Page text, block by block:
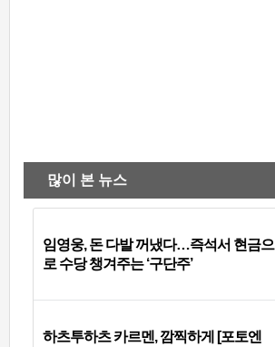
많이 본 뉴스
임영웅, 돈 다발 꺼냈다…즉석서 현금으
로 수당 챙겨주는 ‘구단주’
하츠투하츠 카르멘, 깜찍하게 [포토엔